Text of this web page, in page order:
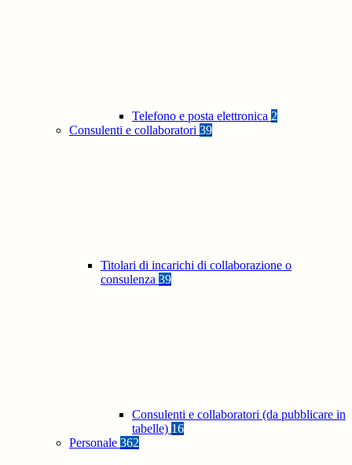
Telefono e posta elettronica 2
Consulenti e collaboratori 39
Titolari di incarichi di collaborazione o
consulenza 39
Consulenti e collaboratori (da pubblicare in
tabelle) 16
Personale 362